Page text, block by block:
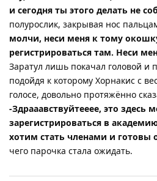
и сегодня ты этого делать не
полурослик, закрывая нос
молчи, неси меня к тому
регистрироваться там. Неси
Заратул лишь покачал головой и
подойдя к которому Хорнакис с
голосе, довольно протяжённо
-Здрааавствуйтееее, это здесь
зарегистрироваться в
хотим стать членами и готовы
чего парочка стала ожидать.